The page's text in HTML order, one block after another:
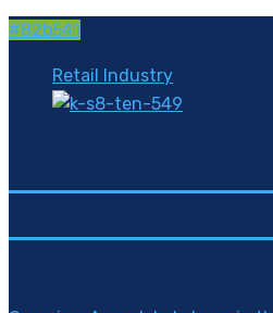
#82b541
Retail Industry